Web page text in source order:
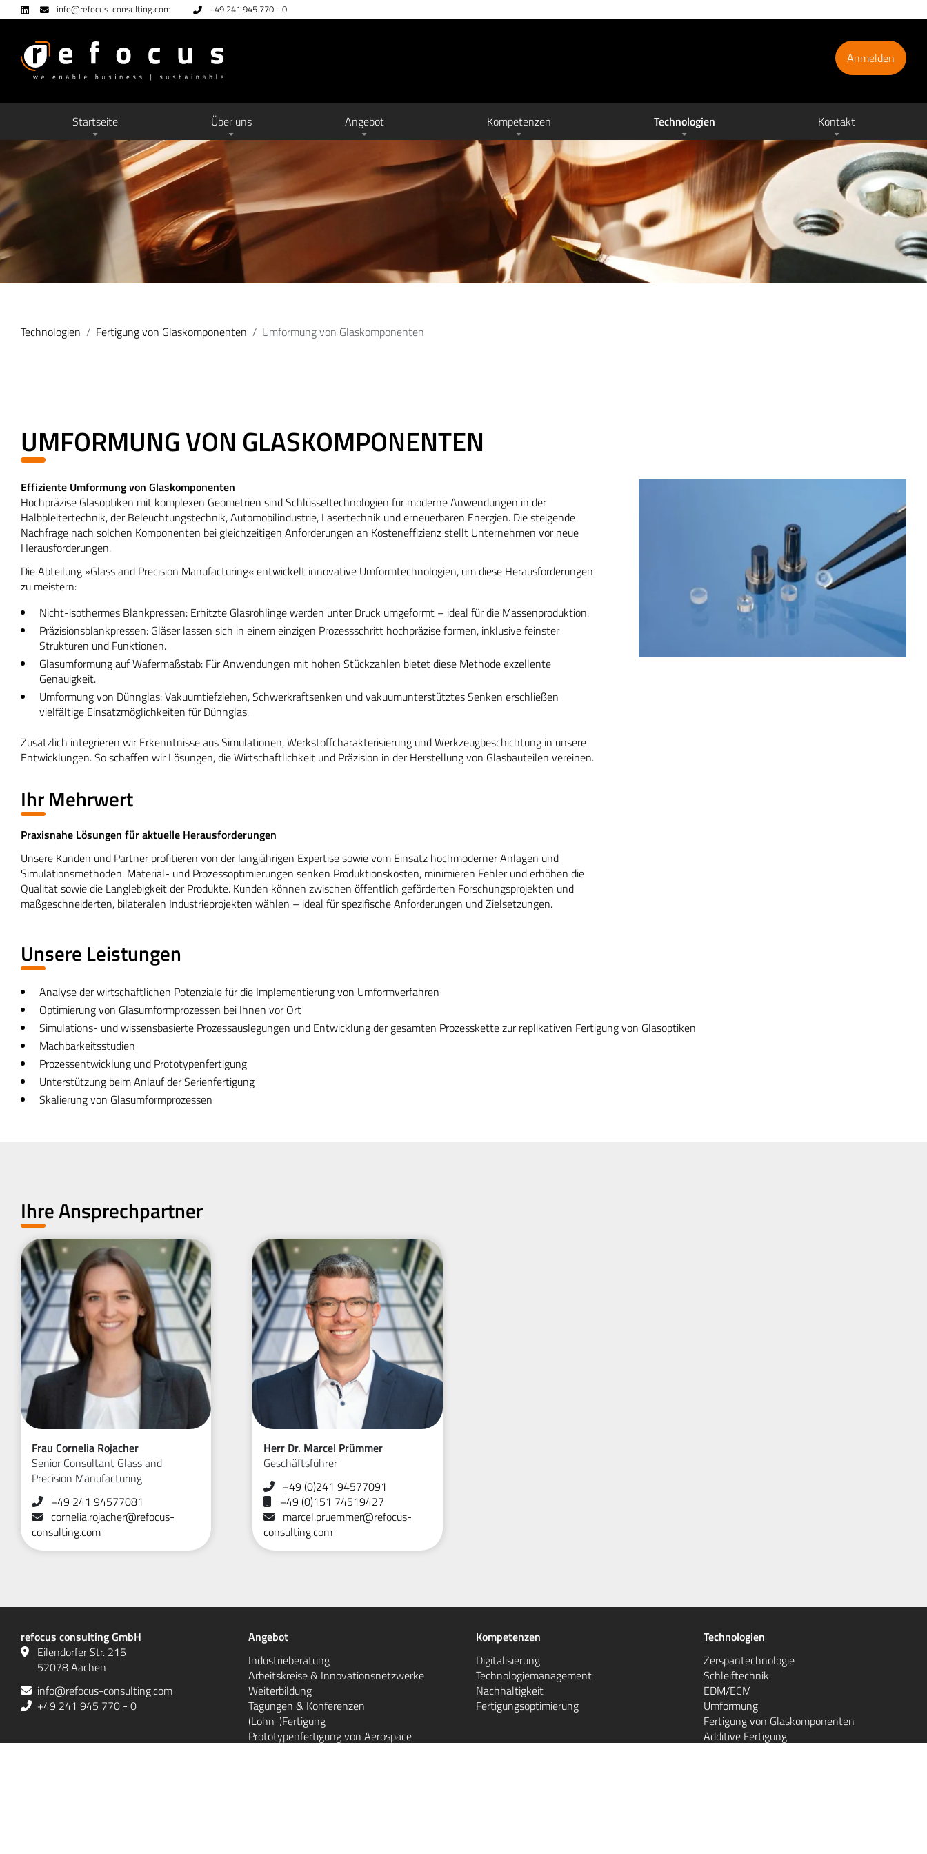
info@refocus-consulting.com +49 241 945 770 - 0
Anmelden
Startseite Über uns Angebot Kompetenzen Technologien Kontakt
Technologien Fertigung von Glaskomponenten Umformung von Glaskomponenten
UMFORMUNG VON GLASKOMPONENTEN
Effiziente Umformung von Glaskomponenten
Hochpräzise Glasoptiken mit komplexen Geometrien sind Schlüsseltechnologien für moderne Anwendungen in der
Halbbleitertechnik, der Beleuchtungstechnik, Automobilindustrie, Lasertechnik und erneuerbaren Energien. Die steigende
Nachfrage nach solchen Komponenten bei gleichzeitigen Anforderungen an Kosteneffizienz stellt Unternehmen vor neue
Herausforderungen.
Die Abteilung »Glass and Precision Manufacturing« entwickelt innovative Umformtechnologien, um diese Herausforderungen
zu meistern:
Nicht-isothermes Blankpressen: Erhitzte Glasrohlinge werden unter Druck umgeformt – ideal für die Massenproduktion.
Präzisionsblankpressen: Gläser lassen sich in einem einzigen Prozessschritt hochpräzise formen, inklusive feinster
Strukturen und Funktionen.
Glasumformung auf Wafermaßstab: Für Anwendungen mit hohen Stückzahlen bietet diese Methode exzellente
Genauigkeit.
Umformung von Dünnglas: Vakuumtiefziehen, Schwerkraftsenken und vakuumunterstütztes Senken erschließen
vielfältige Einsatzmöglichkeiten für Dünnglas.
Zusätzlich integrieren wir Erkenntnisse aus Simulationen, Werkstoffcharakterisierung und Werkzeugbeschichtung in unsere
Entwicklungen. So schaffen wir Lösungen, die Wirtschaftlichkeit und Präzision in der Herstellung von Glasbauteilen vereinen.
Ihr Mehrwert
Praxisnahe Lösungen für aktuelle Herausforderungen
Unsere Kunden und Partner profitieren von der langjährigen Expertise sowie vom Einsatz hochmoderner Anlagen und
Simulationsmethoden. Material- und Prozessoptimierungen senken Produktionskosten, minimieren Fehler und erhöhen die
Qualität sowie die Langlebigkeit der Produkte. Kunden können zwischen öffentlich geförderten Forschungsprojekten und
maßgeschneiderten, bilateralen Industrieprojekten wählen – ideal für spezifische Anforderungen und Zielsetzungen.
Unsere Leistungen
Analyse der wirtschaftlichen Potenziale für die Implementierung von Umformverfahren
Optimierung von Glasumformprozessen bei Ihnen vor Ort
Simulations- und wissensbasierte Prozessauslegungen und Entwicklung der gesamten Prozesskette zur replikativen Fertigung von Glasoptiken
Machbarkeitsstudien
Prozessentwicklung und Prototypenfertigung
Unterstützung beim Anlauf der Serienfertigung
Skalierung von Glasumformprozessen
Ihre Ansprechpartner
Frau Cornelia Rojacher
Senior Consultant Glass and
Precision Manufacturing
+49 241 94577081
cornelia.rojacher@refocus-
consulting.com
Herr Dr. Marcel Prümmer
Geschäftsführer
+49 (0)241 94577091
+49 (0)151 74519427
marcel.pruemmer@refocus-
consulting.com
refocus consulting GmbH
Eilendorfer Str. 215
52078 Aachen
info@refocus-consulting.com
+49 241 945 770 - 0
Angebot
Industrieberatung
Arbeitskreise & Innovationsnetzwerke
Weiterbildung
Tagungen & Konferenzen
(Lohn-)Fertigung
Prototypenfertigung von Aerospace
Kompetenzen
Digitalisierung
Technologiemanagement
Nachhaltigkeit
Fertigungsoptimierung
Technologien
Zerspantechnologie
Schleiftechnik
EDM/ECM
Umformung
Fertigung von Glaskomponenten
Additive Fertigung